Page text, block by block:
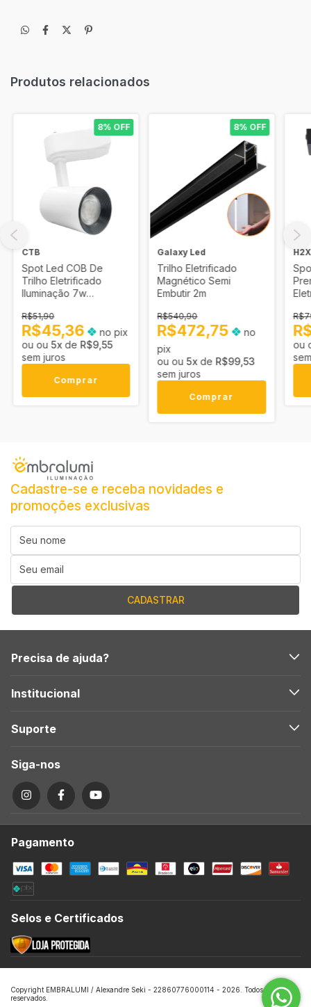
Produtos relacionados
8% OFF
CTB
Spot Led COB De
Trilho Eletrificado
Iluminação 7w
R$51,90
R$45,36
no pix
5x de R$9,55
sem juros
Comprar
8% OFF
Galaxy Led
Trilho Eletrificado
Magnético Semi
Embutir 2m
R$540,90
R$472,75
no
pix
5x de R$99,53
sem juros
Comprar
Cadastre-se e receba novidades e
promoções exclusivas
Precisa de ajuda?
Institucional
Suporte
Siga-nos
Pagamento
Selos e Certificados
Copyright EMBRALUMI / Alexandre Seki - 22860776000114 - 2026. Todos os direitos
reservados.